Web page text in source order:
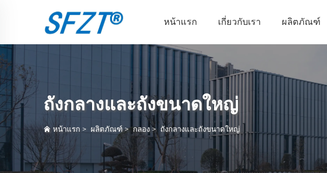
หน้าแรก เกี่ยวกับเรา ผลิตภัณฑ์
ถังกลางและถังขนาดใหญ่
หน้าแรก > ผลิตภัณฑ์>กลอง> ถังกลางและถังขนาดใหญ่